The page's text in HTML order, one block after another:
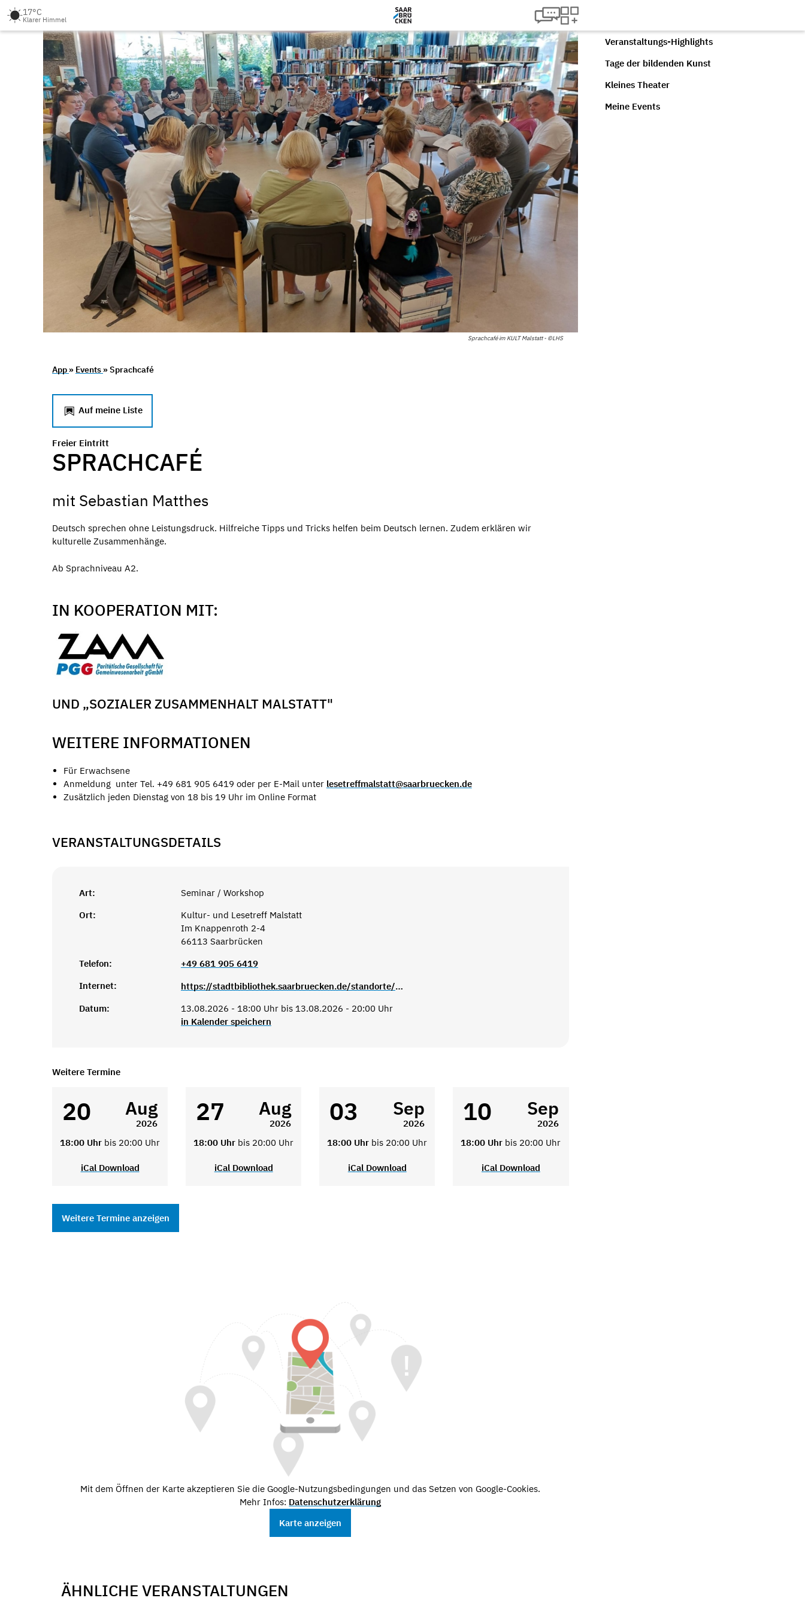
17°C
Klarer Himmel
Sprachcafé im KULT Malstatt - ©LHS
App » Events » Sprachcafé
Auf meine Liste
Freier Eintritt
SPRACHCAFÉ
mit Sebastian Matthes
Deutsch sprechen ohne Leistungsdruck. Hilfreiche Tipps und Tricks helfen beim Deutsch lernen. Zudem erklären wir
kulturelle Zusammenhänge.
Ab Sprachniveau A2.
IN KOOPERATION MIT:
UND „SOZIALER ZUSAMMENHALT MALSTATT"
WEITERE INFORMATIONEN
Für Erwachsene
Anmeldung unter Tel. +49 681 905 6419 oder per E-Mail unter lesetreffmalstatt@saarbruecken.de
Zusätzlich jeden Dienstag von 18 bis 19 Uhr im Online Format
VERANSTALTUNGSDETAILS
Art:
Seminar / Workshop
Ort:
Kultur- und Lesetreff Malstatt
Im Knappenroth 2-4
66113 Saarbrücken
Telefon:
+49 681 905 6419
Internet:
https://stadtbibliothek.saarbruecken.de/standorte/kultur_und_lesetreffs/kultur_und_lesetreff_malstatt
Datum:
13.08.2026 - 18:00 Uhr bis 13.08.2026 - 20:00 Uhr
in Kalender speichern
Weitere Termine
20 Aug
2026
18:00 Uhr bis 20:00 Uhr
iCal Download
27 Aug
2026
18:00 Uhr bis 20:00 Uhr
iCal Download
03 Sep
2026
18:00 Uhr bis 20:00 Uhr
iCal Download
10 Sep
2026
18:00 Uhr bis 20:00 Uhr
iCal Download
Weitere Termine anzeigen
Mit dem Öffnen der Karte akzeptieren Sie die Google-Nutzungsbedingungen und das Setzen von Google-Cookies.
Mehr Infos: Datenschutzerklärung
Karte anzeigen
ÄHNLICHE VERANSTALTUNGEN
Veranstaltungs-Highlights
Tage der bildenden Kunst
Kleines Theater
Meine Events